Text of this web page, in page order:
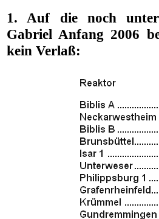
1. Auf die noch unter
Gabriel Anfang 2006
kein Verlaß: